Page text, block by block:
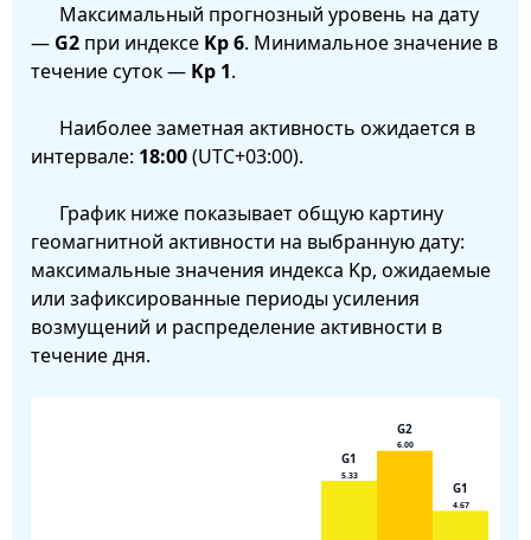
Максимальный прогнозный уровень на дату
— G2 при индексе Kp 6. Минимальное значение в
течение суток — Kp 1.
Наиболее заметная активность ожидается в
интервале: 18:00(UTC+03:00).
График ниже показывает общую картину
геомагнитной активности на выбранную дату:
максимальные значения индекса Kp, ожидаемые
или зафиксированные периоды усиления
возмущений и распределение активности в
течение дня.
5.33
G1
6.00
G2
4.67
G1